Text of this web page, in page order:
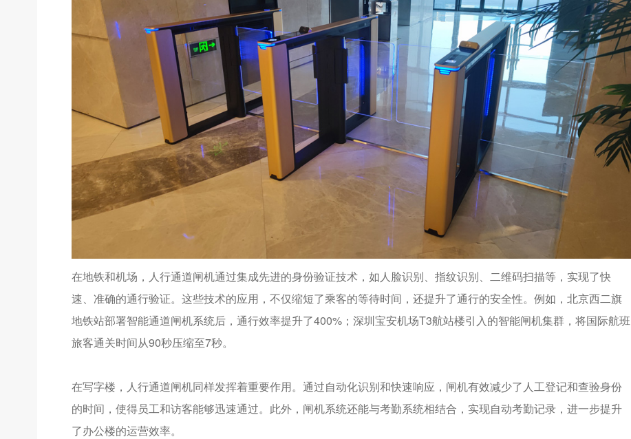
在地铁和机场，人行通道闸机通过集成先进的身份验证技术，如人脸识别、指纹识别、二维码扫描等，实现了快
速、准确的通行验证。这些技术的应用，不仅缩短了乘客的等待时间，还提升了通行的安全性。例如，北京西二旗
地铁站部署智能通道闸机系统后，通行效率提升了400%；深圳宝安机场T3航站楼引入的智能闸机集群，将国际航班
旅客通关时间从90秒压缩至7秒。
在写字楼，人行通道闸机同样发挥着重要作用。通过自动化识别和快速响应，闸机有效减少了人工登记和查验身份
的时间，使得员工和访客能够迅速通过。此外，闸机系统还能与考勤系统相结合，实现自动考勤记录，进一步提升
了办公楼的运营效率。